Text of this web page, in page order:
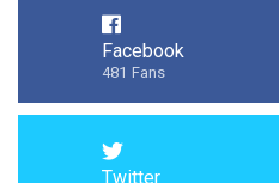
Facebook
481 Fans
Twitter